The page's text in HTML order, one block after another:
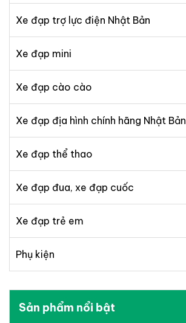
Xe đạp trợ lực điện Nhật Bản
Xe đạp mini
Xe đạp cào cào
Xe đạp địa hình chính hãng Nhật Bản
Xe đạp thể thao
Xe đạp đua, xe đạp cuốc
Xe đạp trẻ em
Phụ kiện
Sản phẩm nổi bật